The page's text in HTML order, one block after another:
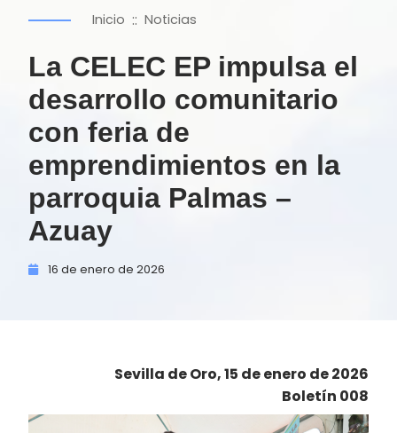
Inicio :: Noticias
La CELEC EP impulsa el
desarrollo comunitario
con feria de
emprendimientos en la
parroquia Palmas –
Azuay
16 de enero de 2026
Sevilla de Oro, 15 de enero de 2026
Boletín 008